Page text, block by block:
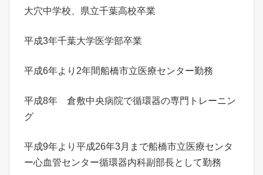
大穴中学校、県立千葉高校卒業
平成3年千葉大学医学部卒業
平成6年より2年間船橋市立医療センター勤務
平成8年 倉敷中央病院で循環器の専門トレーニン
グ
平成9年より平成26年3月まで船橋市立医療センタ
ー心血管センター循環器内科副部長として勤務